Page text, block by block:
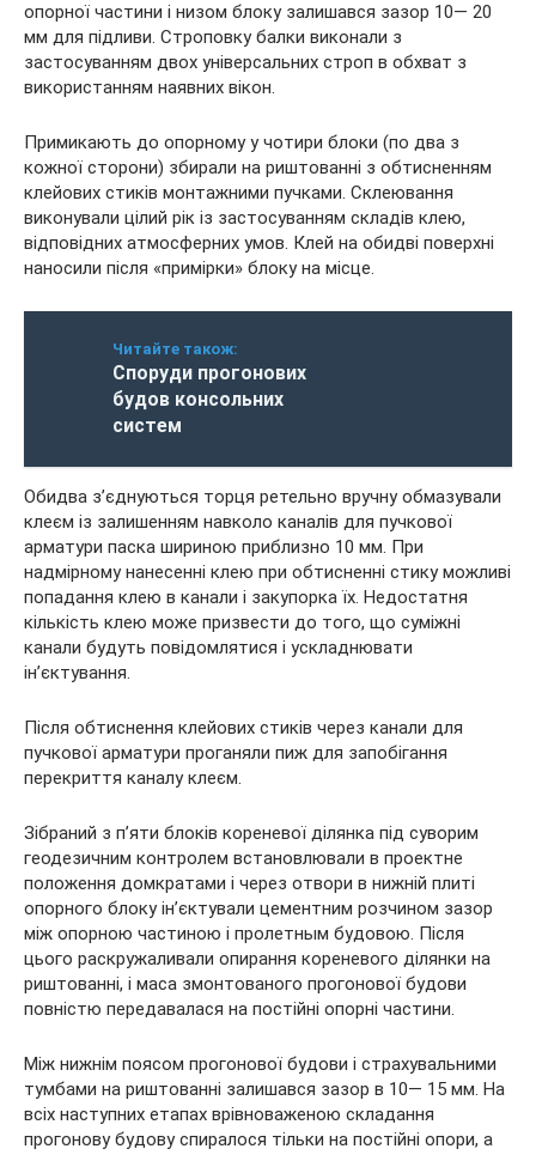
опорної частини і низом блоку залишався зазор 10— 20
мм для підливи. Строповку балки виконали з
застосуванням двох універсальних строп в обхват з
використанням наявних вікон.
Примикають до опорному у чотири блоки (по два з
кожної сторони) збирали на риштованні з обтисненням
клейових стиків монтажними пучками. Склеювання
виконували цілий рік із застосуванням складів клею,
відповідних атмосферних умов. Клей на обидві поверхні
наносили після «примірки» блоку на місце.
Читайте також:
Споруди прогонових
будов консольних
систем
Обидва з’єднуються торця ретельно вручну обмазували
клеєм із залишенням навколо каналів для пучкової
арматури паска шириною приблизно 10 мм. При
надмірному нанесенні клею при обтисненні стику можливі
попадання клею в канали і закупорка їх. Недостатня
кількість клею може призвести до того, що суміжні
канали будуть повідомлятися і ускладнювати
ін’єктування.
Після обтиснення клейових стиків через канали для
пучкової арматури проганяли пиж для запобігання
перекриття каналу клеєм.
Зібраний з п’яти блоків кореневої ділянка під суворим
геодезичним контролем встановлювали в проектне
положення домкратами і через отвори в нижній плиті
опорного блоку ін’єктували цементним розчином зазор
між опорною частиною і пролетным будовою. Після
цього раскружаливали опирання кореневого ділянки на
риштованні, і маса змонтованого прогонової будови
повністю передавалася на постійні опорні частини.
Між нижнім поясом прогонової будови і страхувальними
тумбами на риштованні залишався зазор в 10— 15 мм. На
всіх наступних етапах врівноваженою складання
прогонову будову спиралося тільки на постійні опори, а